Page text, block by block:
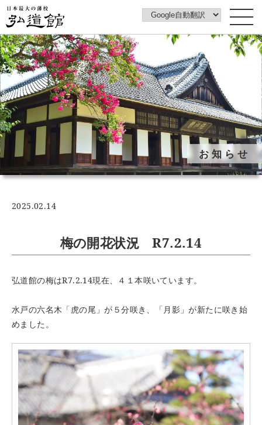
トップページ
弘道館について
みどころ
弘道館みどころ案内動画
フォトギャラリー
イベントカレンダー
花ごよみ
アクセス
アカウントポリシー
お知らせ
2025.02.14
梅の開花状況 R7.2.14
弘道館の梅はR7.2.14現在、４１本咲いています。
水戸の六名木「虎の尾」が５分咲き、「月影」が新たに咲き始
めました。